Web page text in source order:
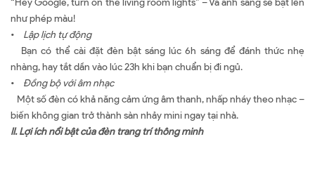
“Hey Google, turn on the living room lights” – Và ánh sáng sẽ bật lên
như phép màu!
•
Lập lịch tự động
Bạn có thể cài đặt đèn bật sáng lúc 6h sáng để đánh thức nhẹ
nhàng, hay tắt dần vào lúc 23h khi bạn chuẩn bị đi ngủ.
• Đồng bộ với âm nhạc
Một số đèn có khả năng cảm ứng âm thanh, nhấp nháy theo nhạc –
biến không gian trở thành sàn nhảy mini ngay tại nhà.
II.Lợiích nổi bật của đèn trang trí thông minh